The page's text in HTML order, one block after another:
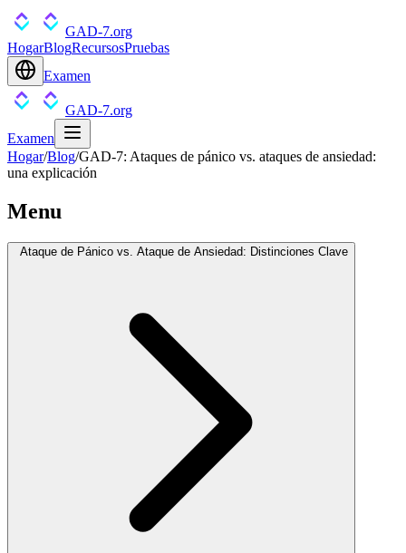
GAD-7.org
HogarBlogRecursosPruebas
Examen
GAD-7.org
Examen
Hogar/Blog/GAD-7: Ataques de pánico vs. ataques de ansiedad:
una explicación
Menu
Ataque de Pánico vs. Ataque de Ansiedad: Distinciones Clave